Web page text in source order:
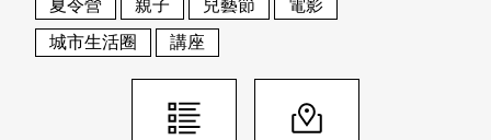
刊物索取地點
刊登活動
網站導覽 English
日本語 登入/註冊
夏令營
親子 兒藝節
電影
城市生活圈
講座